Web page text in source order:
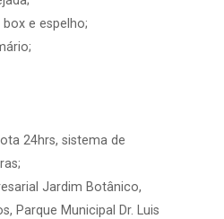
e espelho;
24hrs, sistema de
Jardim Botânico,
Parque Municipal Dr. Luis